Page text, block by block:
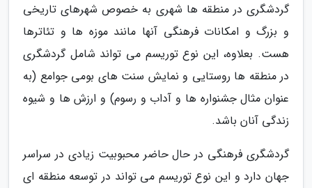
گردشگری در منطقه ها شهری به خصوص شهرهای تاریخی
و بزرگ و امکانات فرهنگی آنها مانند موزه ها و تئاترها
هست. بعلاوه، این نوع توریسم می تواند شامل گردشگری
در منطقه ها روستایی و نمایش سنت های بومی جوامع (به
عنوان مثال جشنواره ها و آداب و رسوم) و ارزش ها و شیوه
زندگی آنان باشد.
گردشگری فرهنگی در حال حاضر محبوبیت زیادی در سراسر
جهان دارد و این نوع توریسم می تواند در توسعه منطقه ای